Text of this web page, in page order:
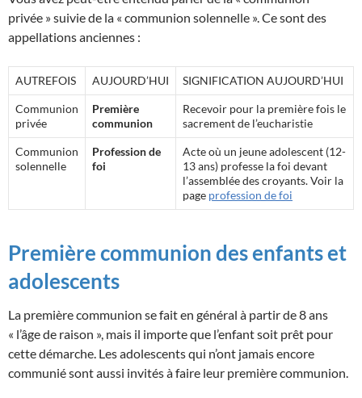
privée » suivie de la « communion solennelle ». Ce sont des
appellations anciennes :
AUTREFOIS AUJOURD’HUI SIGNIFICATION AUJOURD’HUI
Communion
privée
Première
communion
Recevoir pour la première fois le
sacrement de l’eucharistie
Communion
solennelle
Profession de
foi
Acte où un jeune adolescent (12-
13 ans) professe la foi devant
l’assemblée des croyants. Voir la
page profession de foi
Première communion des enfants et
adolescents
La première communion se fait en général à partir de 8 ans
« l’âge de raison », mais il importe que l’enfant soit prêt pour
cette démarche. Les adolescents qui n’ont jamais encore
communié sont aussi invités à faire leur première communion.